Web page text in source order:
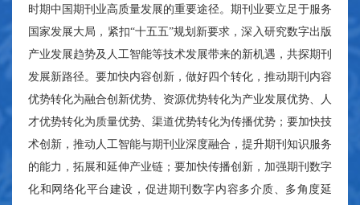
时期中国期刊业高质量发展的重要途径。期刊业要立足于服务
国家发展大局，紧扣“十五五”规划新要求，深入研究数字出版
产业发展趋势及人工智能等技术发展带来的新机遇，共探期刊
发展新路径。要加快内容创新，做好四个转化，推动期刊内容
优势转化为融合创新优势、资源优势转化为产业发展优势、人
才优势转化为质量优势、渠道优势转化为传播优势；要加快技
术创新，推动人工智能与期刊业深度融合，提升期刊知识服务
的能力，拓展和延伸产业链；要加快传播创新，加强期刊数字
化和网络化平台建设，促进期刊数字内容多介质、多角度延